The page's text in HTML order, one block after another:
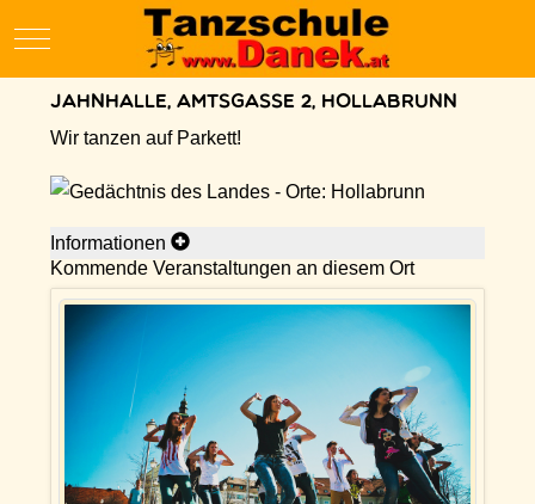
Mobile Menu Toggle
Jahnhalle, Amtsgasse 2, Hollabrunn
Wir tanzen auf Parkett!
Informationen
Kommende Veranstaltungen an diesem Ort